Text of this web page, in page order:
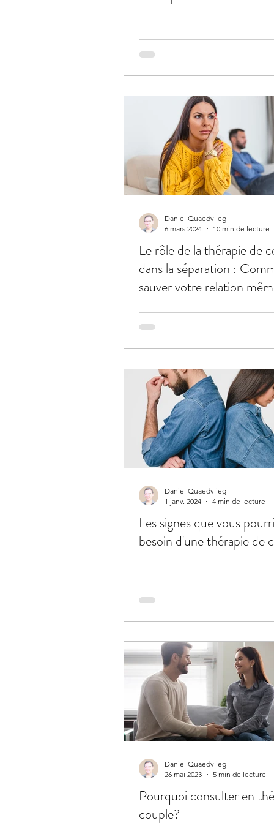
Le rôle de la thérapie de
dans la séparation :
sauver votre relation
Daniel Quaedvlieg
6 mars 2024
10 min de lecture
Les signes que vous
besoin d'une thérapie de
Daniel Quaedvlieg
1 janv. 2024
4 min de lecture
Pourquoi consulter en
couple?
Daniel Quaedvlieg
26 mai 2023
5 min de lecture